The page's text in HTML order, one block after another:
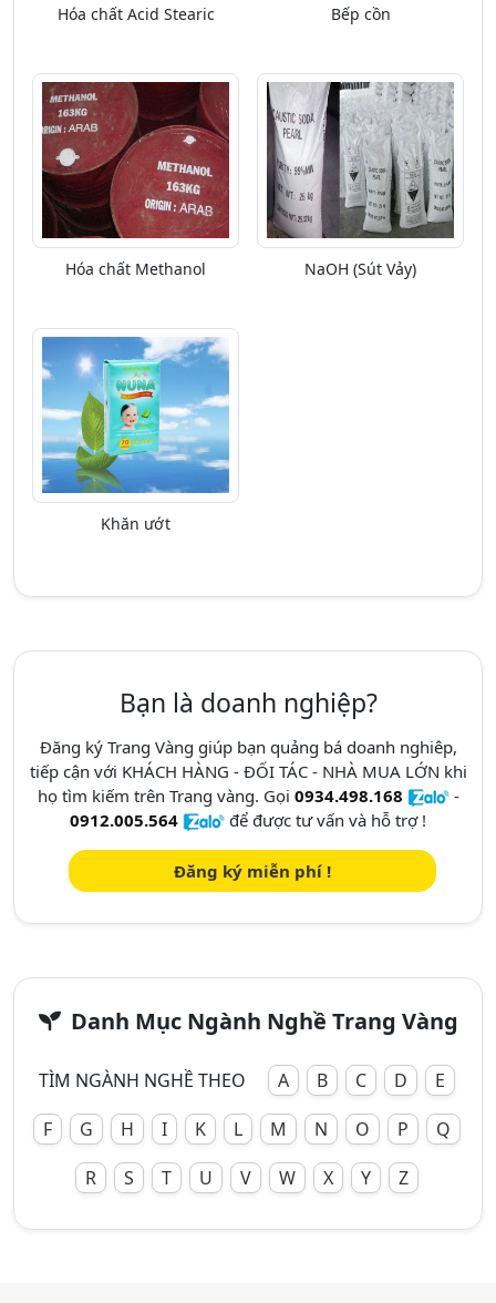
Hóa chất Acid Stearic Bếp cồn
Hóa chất Methanol NaOH (Sút Vảy)
Khăn ướt
Bạn là doanh nghiệp?
Đăng ký Trang Vàng giúp bạn quảng bá doanh nghiêp,
tiếp cận với KHÁCH HÀNG - ĐỐI TÁC - NHÀ MUA LỚN khi
họ tìm kiếm trên Trang vàng. Gọi 0934.498.168
-
0912.005.564
để được tư vấn và hỗ trợ !
Đăng ký miễn phí !
Danh Mục Ngành Nghề Trang Vàng
TÌM NGÀNH NGHỀ THEO A B C D
E
F
G H I K L M N O P
Q
R
S T U V W X Y Z